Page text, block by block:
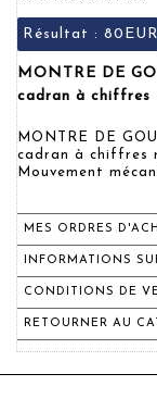
Résultat : 80EUR
MONTRE DE
cadran à chiffres
MONTRE DE
cadran à chiffres
Mouvement
MES ORDRES
INFORMATIONS
CONDITIONS DE
RETOURNER AU